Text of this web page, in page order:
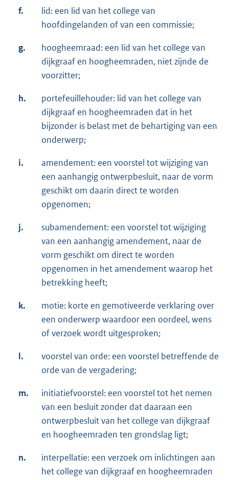
f.
lid: een lid van het college van
hoofdingelanden of van een commissie;
g.
hoogheemraad: een lid van het college van
dijkgraaf en hoogheemraden, niet zijnde de
voorzitter;
h.
portefeuillehouder: lid van het college van
dijkgraaf en hoogheemraden dat in het
bijzonder is belast met de behartiging van een
onderwerp;
i.
amendement: een voorstel tot wijziging van
een aanhangig ontwerpbesluit, naar de vorm
geschikt om daarin direct te worden
opgenomen;
j.
subamendement: een voorstel tot wijziging
van een aanhangig amendement, naar de
vorm geschikt om direct te worden
opgenomen in het amendement waarop het
betrekking heeft;
k.
motie: korte en gemotiveerde verklaring over
een onderwerp waardoor een oordeel, wens
of verzoek wordt uitgesproken;
l.
voorstel van orde: een voorstel betreffende de
orde van de vergadering;
m.
initiatiefvoorstel: een voorstel tot het nemen
van een besluit zonder dat daaraan een
ontwerpbesluit van het college van dijkgraaf
en hoogheemraden ten grondslag ligt;
n.
interpellatie: een verzoek om inlichtingen aan
het college van dijkgraaf en hoogheemraden